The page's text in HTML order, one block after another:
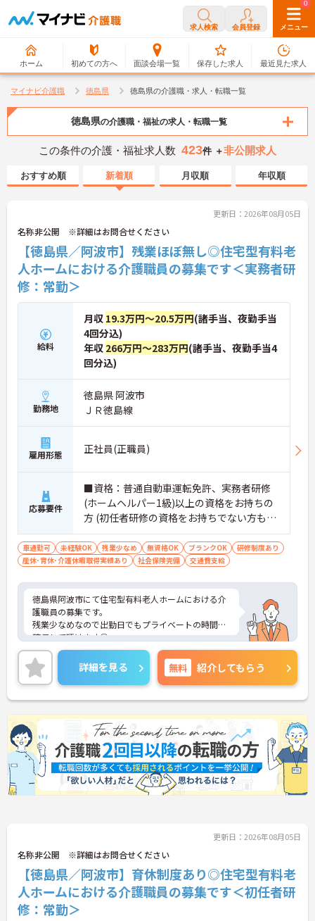
求人検索 会員登録 メニュー
ホーム 初めての方へ 面談会場一覧
0
保存した求人
0
最近見た求人
マイナビ介護職 徳島県 徳島県の介護職・求人・転職一覧
徳島県の介護職・福祉の求人・転職一覧
この条件の介護・福祉求人数 423件 ＋非公開求人
おすすめ順 新着順 月収順 年収順
更新日：2026年08月05日
名称非公開 ※詳細はお問合せください
【徳島県／阿波市】残業ほぼ無し◎住宅型有料老
人ホームにおける介護職員の募集です＜実務者研
修：常勤＞
給料
月収 19.3万円～20.5万円(諸手当、夜勤手当
4回分込)
年収 266万円～283万円(諸手当、夜勤手当4
回分込)
勤務地
徳島県 阿波市
ＪＲ徳島線
雇用形態 正社員(正職員)
応募要件
■資格：普通自動車運転免許、実務者研修
(ホームヘルパー1級)以上の資格をお持ちの
方 (初任者研修の資格をお持ちでない方もご
応募可能です) ■経験：不問
車通勤可 未経験OK 残業少なめ 無資格OK ブランクOK
研修制度あり
産休･育休･介護休暇取得実績あり
社会保険完備 交通費支給
徳島県阿波市にて住宅型有料老人ホームにおける介
護職員の募集です。
残業少なめなので出勤日でもプライベートの時間を
確保して頂けます◎
また今回の募集は経験不問◎経験者の方はもちろ
ん、これから頑張りたい、チャレンジしたいという
方にもオススメの求人です★
ご興味ある方には、面接対策ポイントなど、詳細を
お話しいたしますのでお気軽にご相談ください。
詳細を見る 無料 紹介してもらう
更新日：2026年08月05日
名称非公開 ※詳細はお問合せください
【徳島県／阿波市】育休制度あり◎住宅型有料老
人ホームにおける介護職員の募集です＜初任者研
修：常勤＞